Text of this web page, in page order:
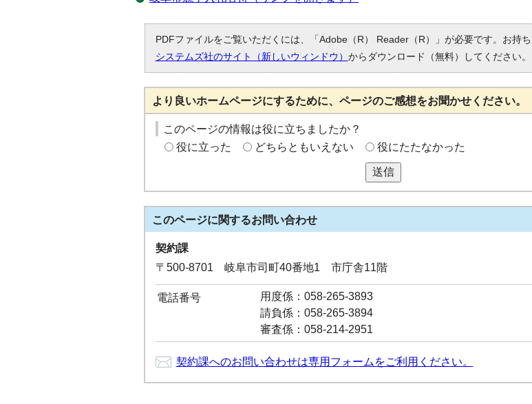
PDFファイルをご覧いただくには、「Adobe（R） Reader（R）」が必要です。お持
システムズ社のサイト（新しいウィンドウ） からダウンロード（無料）してください。
より良いホームページにするために、ページのご感想をお聞かせください。
このページの情報は役に立ちましたか？
役に立った
どちらともいえない 役にたたなかった
送信
このページに関するお問い合わせ
契約課
〒500-8701 岐阜市司町40番地1 市庁舎11階
電話番号
用度係：058-265-3893
請負係：058-265-3894
審査係：058-214-2951
契約課へのお問い合わせは専用フォームをご利用ください。